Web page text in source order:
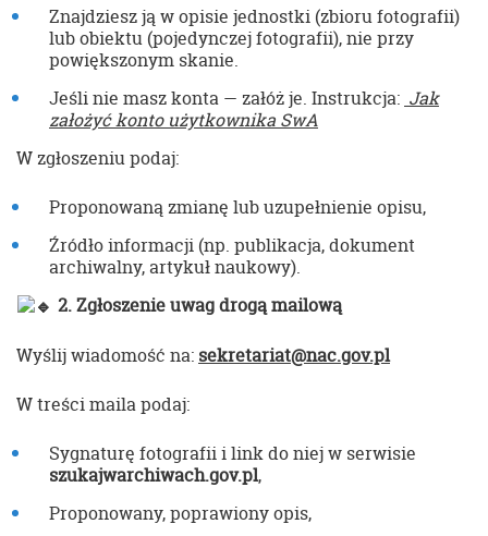
Znajdziesz ją w opisie jednostki (zbioru fotografii)
lub obiektu (pojedynczej fotografii), nie przy
powiększonym skanie.
Jeśli nie masz konta — załóż je. Instrukcja: Jak
założyć konto użytkownika SwA
W zgłoszeniu podaj:
Proponowaną zmianę lub uzupełnienie opisu,
Źródło informacji (np. publikacja, dokument
archiwalny, artykuł naukowy).
2. Zgłoszenie uwag drogą mailową
Wyślij wiadomość na: sekretariat@nac.gov.pl
W treści maila podaj:
Sygnaturę fotografii i link do niej w serwisie
szukajwarchiwach.gov.pl,
Proponowany, poprawiony opis,